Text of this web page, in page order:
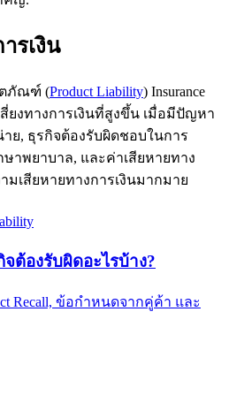
รเงิน
ตภัณฑ์ (Product Liability) Insurance
ยงทางการเงินที่สูงขึ้น เมื่อมีปัญหา
, ธุรกิจต้องรับผิดชอบในการ
าพยาบาล, และค่าเสียหายทาง
เสียหายทางการเงินมากมาย
ต้องรับผิดอะไรบ้าง?
Recall, ข้อกำหนดจากคู่ค้า และ